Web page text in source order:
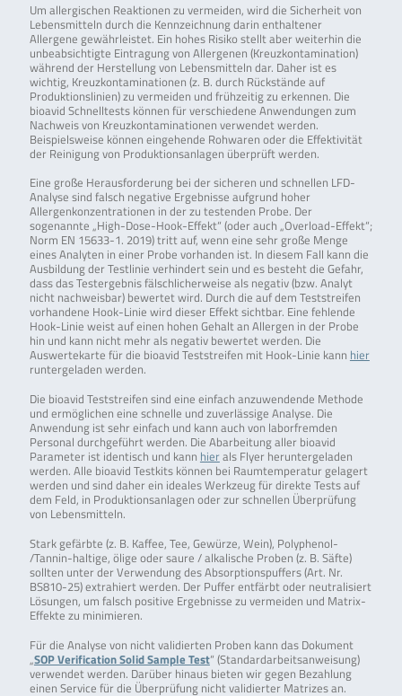
Um allergischen Reaktionen zu vermeiden, wird die Sicherheit von
Lebensmitteln durch die Kennzeichnung darin enthaltener
Allergene gewährleistet. Ein hohes Risiko stellt aber weiterhin die
unbeabsichtigte Eintragung von Allergenen (Kreuzkontamination)
während der Herstellung von Lebensmitteln dar. Daher ist es
wichtig, Kreuzkontaminationen (z. B. durch Rückstände auf
Produktionslinien) zu vermeiden und frühzeitig zu erkennen. Die
bioavid Schnelltests können für verschiedene Anwendungen zum
Nachweis von Kreuzkontaminationen verwendet werden.
Beispielsweise können eingehende Rohwaren oder die Effektivität
der Reinigung von Produktionsanlagen überprüft werden.
Eine große Herausforderung bei der sicheren und schnellen LFD-
Analyse sind falsch negative Ergebnisse aufgrund hoher
Allergenkonzentrationen in der zu testenden Probe. Der
sogenannte „High-Dose-Hook-Effekt“ (oder auch „Overload-Effekt“;
Norm EN 15633-1. 2019) tritt auf, wenn eine sehr große Menge
eines Analyten in einer Probe vorhanden ist. In diesem Fall kann die
Ausbildung der Testlinie verhindert sein und es besteht die Gefahr,
dass das Testergebnis fälschlicherweise als negativ (bzw. Analyt
nicht nachweisbar) bewertet wird. Durch die auf dem Teststreifen
vorhandene Hook-Linie wird dieser Effekt sichtbar. Eine fehlende
Hook-Linie weist auf einen hohen Gehalt an Allergen in der Probe
hin und kann nicht mehr als negativ bewertet werden. Die
Auswertekarte für die bioavid Teststreifen mit Hook-Linie kann hier
runtergeladen werden.
Die bioavid Teststreifen sind eine einfach anzuwendende Methode
und ermöglichen eine schnelle und zuverlässige Analyse. Die
Anwendung ist sehr einfach und kann auch von laborfremden
Personal durchgeführt werden. Die Abarbeitung aller bioavid
Parameter ist identisch und kann hierals Flyer heruntergeladen
werden. Alle bioavid Testkits können bei Raumtemperatur gelagert
werden und sind daher ein ideales Werkzeug für direkte Tests auf
dem Feld, in Produktionsanlagen oder zur schnellen Überprüfung
von Lebensmitteln.
Stark gefärbte (z. B. Kaffee, Tee, Gewürze, Wein), Polyphenol-
/Tannin-haltige, ölige oder saure / alkalische Proben (z. B. Säfte)
sollten unter der Verwendung des Absorptionspuffers (Art. Nr.
BS810-25) extrahiert werden. Der Puffer entfärbt oder neutralisiert
Lösungen, um falsch positive Ergebnisse zu vermeiden und Matrix-
Effekte zu minimieren.
Für die Analyse von nicht validierten Proben kann das Dokument
„SOP Verification Solid Sample Test“ (Standardarbeitsanweisung)
verwendet werden. Darüber hinaus bieten wir gegen Bezahlung
einen Service für die Überprüfung nicht validierter Matrizes an.